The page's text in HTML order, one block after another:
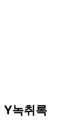
Y녹취록